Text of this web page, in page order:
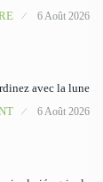
6 Août 2026
avec la lune
6 Août 2026